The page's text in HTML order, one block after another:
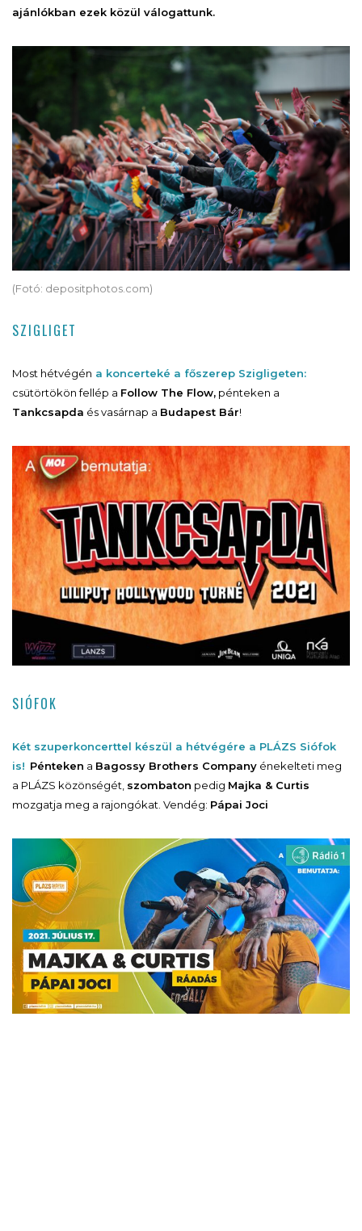
ajánlókban ezek közül válogattunk.
(Fotó: depositphotos.com)
SZIGLIGET
Most hétvégén a koncerteké a főszerep Szigligeten:
csütörtökön fellép a Follow The Flow, pénteken a
Tankcsapda és vasárnap a Budapest Bár!
SIÓFOK
Két szuperkoncerttel készül a hétvégére a PLÁZS Siófok
is! Pénteken a Bagossy Brothers Company énekelteti meg
a PLÁZS közönségét, szombaton pedig Majka & Curtis
mozgatja meg a rajongókat. Vendég: Pápai Joci